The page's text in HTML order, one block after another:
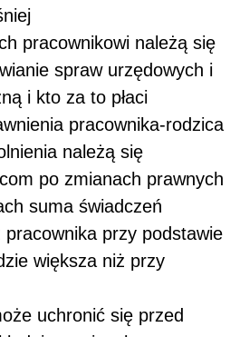
pracownikowi należą się
spraw urzędowych i
i kto za to płaci
pracownika-rodzica
należą się
po zmianach prawnych
suma świadczeń
przy podstawie
większa niż przy
uchronić się przed